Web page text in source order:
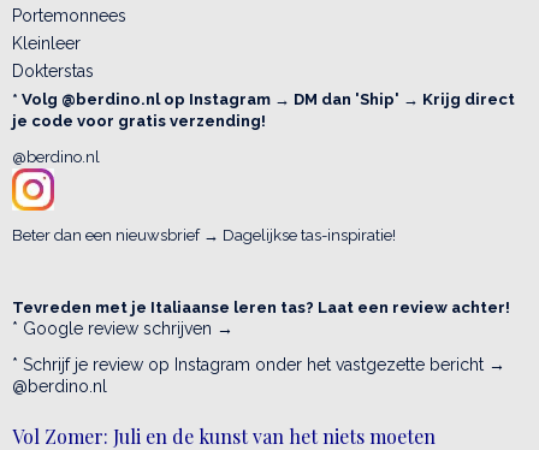
Portemonnees
Kleinleer
Dokterstas
* Volg @berdino.nl op Instagram → DM dan 'Ship' → Krijg direct
je code voor gratis verzending!
@berdino.nl
Beter dan een nieuwsbrief → Dagelijkse tas-inspiratie!
Tevreden met je Italiaanse leren tas? Laat een review achter!
* Google review schrijven →
* Schrijf je review op Instagram onder het vastgezette bericht →
@berdino.nl
Vol Zomer: Juli en de kunst van het niets moeten